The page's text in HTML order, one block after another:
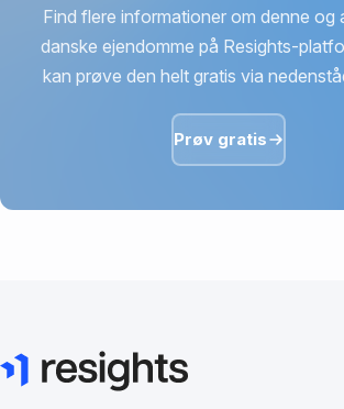
Find flere informationer om denne og
danske ejendomme på Resights-
kan prøve den helt gratis via
Prøv gratis